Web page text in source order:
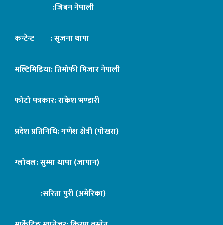
:जिबन नेपाली
कन्टेन्ट : सृजना थापा
मल्टिमिडिया: तिमोफी मिजार नेपाली
फोटो पत्रकार: राकेश भण्डारी
प्रदेश प्रतिनिधि: गणेश क्षेत्री (पोखरा)
ग्लोबल: सुम्मा थापा (जापान)
:सरिता पुरी (अमेरिका)